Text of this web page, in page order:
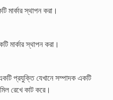
মার্কার স্থাপন করা।
মার্কার স্থাপন করা।
প্রযুক্তি যেখানে সম্পাদক একটি
রেখে কাট করে।